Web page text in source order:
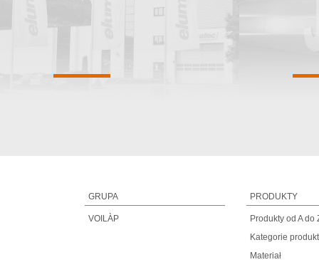
GRUPA
VOILÀP
PRODUKTY
Produkty od A do
Kategorie
Materiał